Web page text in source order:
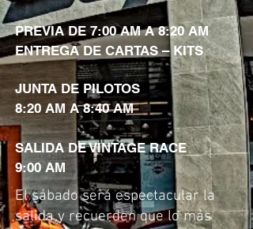
PREVIA DE 7:00 AM A 8:20 AM
ENTREGA DE CARTAS – KITS
JUNTA DE PILOTOS
8:20 AM A 8:40 AM
SALIDA DE VINTAGE RACE
9:00 AM
El sábado será espectacular la
salida y recuerden que lo más